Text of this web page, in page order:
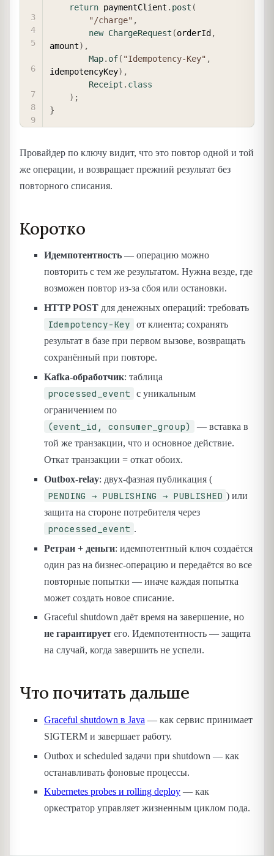
return paymentClient . post (
"/charge" ,
new ChargeRequest (orderId ,
amount) ,
Map. of( "Idempotency-Key" ,
idempotencyKey) ,
Receipt . class
) ;
}
Провайдер по ключу видит, что это повтор одной и той
же операции, и возвращает прежний результат без
повторного списания.
Коротко
Идемпотентность — операцию можно
повторить с тем же результатом. Нужна везде, где
возможен повтор из-за сбоя или остановки.
HTTP POST для денежных операций: требовать
Idempotency-Key
от клиента; сохранять
результат в базе при первом вызове, возвращать
сохранённый при повторе.
Kafka-обработчик: таблица
processed_event
с уникальным
ограничением по
(event_id, consumer_group)
— вставка в
той же транзакции, что и основное действие.
Откат транзакции = откат обоих.
Outbox-relay: двух-фазная публикация (
PENDING → PUBLISHING → PUBLISHED ) или
защита на стороне потребителя через
processed_event .
Ретраи + деньги: идемпотентный ключ создаётся
один раз на бизнес-операцию и передаётся во все
повторные попытки — иначе каждая попытка
может создать новое списание.
Graceful shutdown даёт время на завершение, но
не гарантирует его. Идемпотентность — защита
на случай, когда завершить не успели.
Что почитать дальше
Graceful shutdown в Java — как сервис принимает
SIGTERM и завершает работу.
Outbox и scheduled задачи при shutdown — как
останавливать фоновые процессы.
Kubernetes probes и rolling deploy — как
оркестратор управляет жизненным циклом пода.